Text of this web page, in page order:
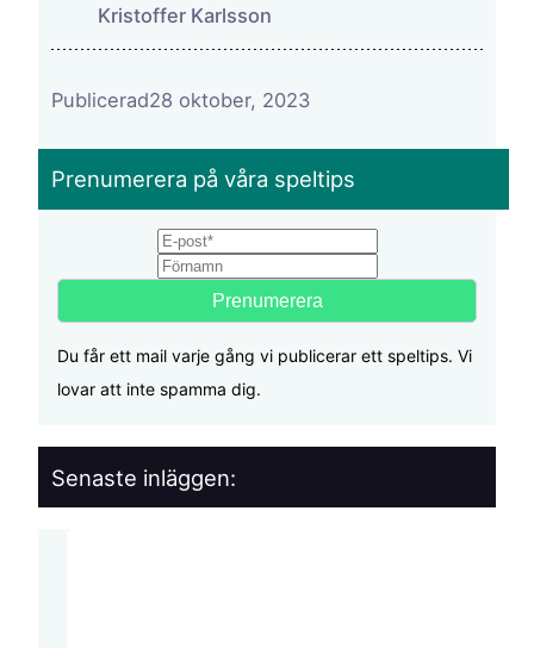
Kristoffer Karlsson
Publicerad28 oktober, 2023
Prenumerera på våra speltips
Du får ett mail varje gång vi publicerar ett speltips. Vi
lovar att inte spamma dig.
Senaste inläggen: